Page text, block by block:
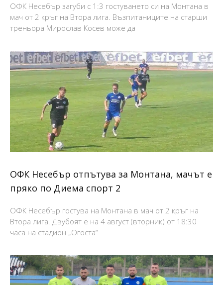
ОФК Несебър загуби с 1:3 гостуването си на Монтана в
мач от 2 кръг на Втора лига. Възпитаниците на старши
треньора Мирослав Косев може да
ОФК Несебър отпътува за Монтана, мачът е
пряко по Диема спорт 2
ОФК Несебър гостува на Монтана в мач от 2 кръг на
Втора лига. Двубоят е на 4 август (вторник) от 18:30
часа на стадион „Огоста“